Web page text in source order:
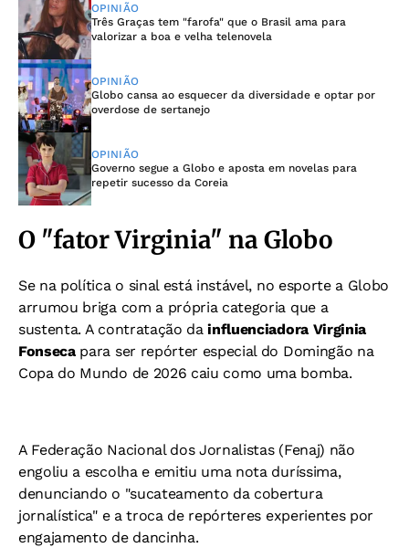
OPINIÃO
Três Graças tem "farofa" que o Brasil ama para
valorizar a boa e velha telenovela
OPINIÃO
Globo cansa ao esquecer da diversidade e optar por
overdose de sertanejo
OPINIÃO
Governo segue a Globo e aposta em novelas para
repetir sucesso da Coreia
O "fator Virginia" na Globo
Se na política o sinal está instável, no esporte a Globo
arrumou briga com a própria categoria que a
sustenta. A contratação dainfluenciadora Virginia
Fonsecapara ser repórter especial do Domingão na
Copa do Mundo de 2026 caiu como uma bomba.
A Federação Nacional dos Jornalistas (Fenaj) não
engoliu a escolha e emitiu uma nota duríssima,
denunciando o "sucateamento da cobertura
jornalística" e a troca de repórteres experientes por
engajamento de dancinha.